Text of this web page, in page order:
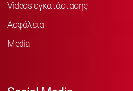
Videos εγκατάστασης
Ασφάλεια
Media